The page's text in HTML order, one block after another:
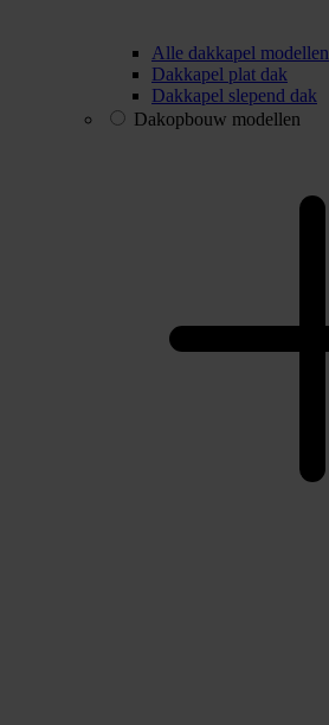
Alle dakkapel modellen
Dakkapel plat dak
Dakkapel slepend dak
Dakopbouw modellen